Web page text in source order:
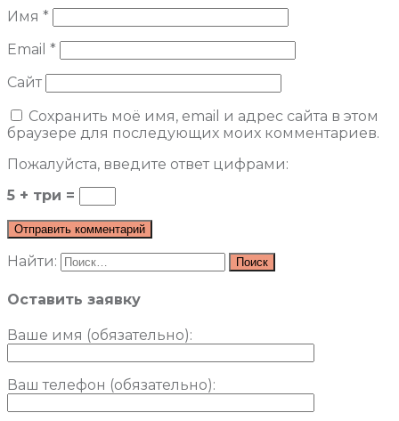
Имя *
Email *
Сайт
Сохранить моё имя, email и адрес сайта в этом
браузере для последующих моих комментариев.
Пожалуйста, введите ответ цифрами:
5 + три =
Найти:
Оставить заявку
Ваше имя (обязательно):
Ваш телефон (обязательно):